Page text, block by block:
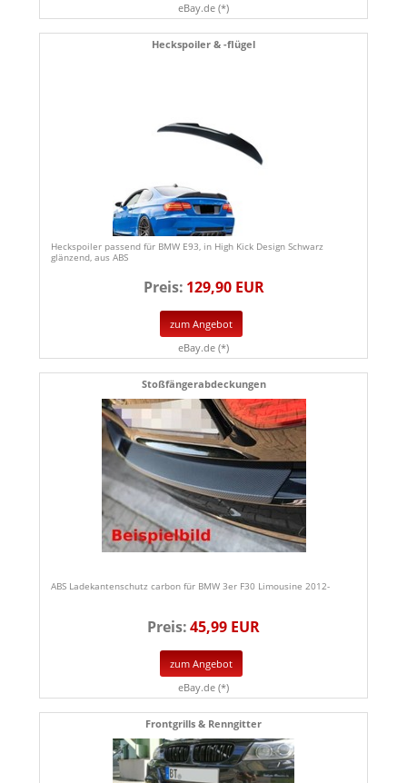
eBay.de (*)
Heckspoiler & -flügel
Heckspoiler passend für BMW E93, in High Kick Design Schwarz
glänzend, aus ABS
Preis: 129,90 EUR
zum Angebot
eBay.de (*)
Stoßfängerabdeckungen
ABS Ladekantenschutz carbon für BMW 3er F30 Limousine 2012-
Preis:45,99 EUR
zum Angebot
eBay.de (*)
Frontgrills & Renngitter